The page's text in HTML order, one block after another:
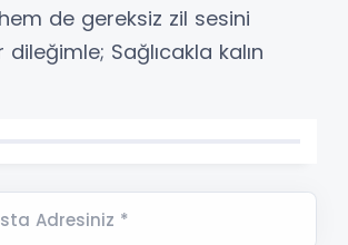
de gereksiz zil sesini
Sağlıcakla kalın
Adresiniz *